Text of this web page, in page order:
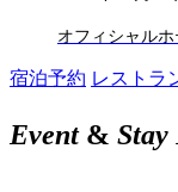
オフィシャル
宿泊予約 レストラ
Event& Stay